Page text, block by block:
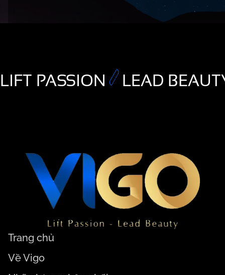
LIFT PASSION LEAD
Trang chủ
Về Vigo